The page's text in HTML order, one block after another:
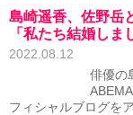
島崎遥香、佐野岳
「私たち結婚しま
2022.08.12
俳優の
フィシャルブログを